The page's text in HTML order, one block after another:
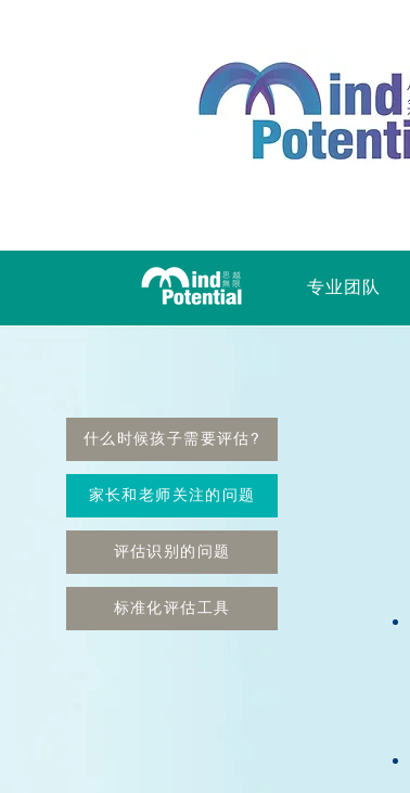
专业团队
什么时候孩子需要评估?
家长和老师关注的问题
评估识别的问题
标准化评估工具